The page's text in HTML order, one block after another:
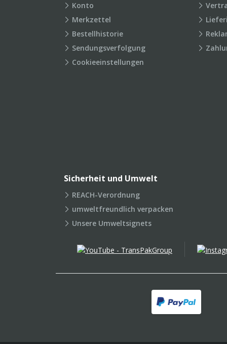
Konto
Merkzettel
Bestellhistorie
Sendungsverfolgung
Cookieeinstellungen
Sicherheit und Umwelt
REACH-Verordnung
umweltfreundlich verpacken
Unsere Umweltsignets